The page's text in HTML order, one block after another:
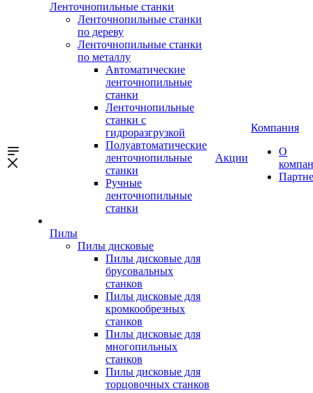
Ленточнопильные станки
Ленточнопильные станки
по дереву
Ленточнопильные станки
по металлу
Автоматические
ленточнопильные
станки
Ленточнопильные
станки с
гидроразгрузкой
Полуавтоматические
ленточнопильные
станки
Ручные
ленточнопильные
станки
Пилы
Пилы дисковые
Пилы дисковые для
брусовальных
станков
Пилы дисковые для
кромкообрезных
станков
Пилы дисковые для
многопильных
станков
Пилы дисковые для
торцовочных станков
Акции
Компания
О